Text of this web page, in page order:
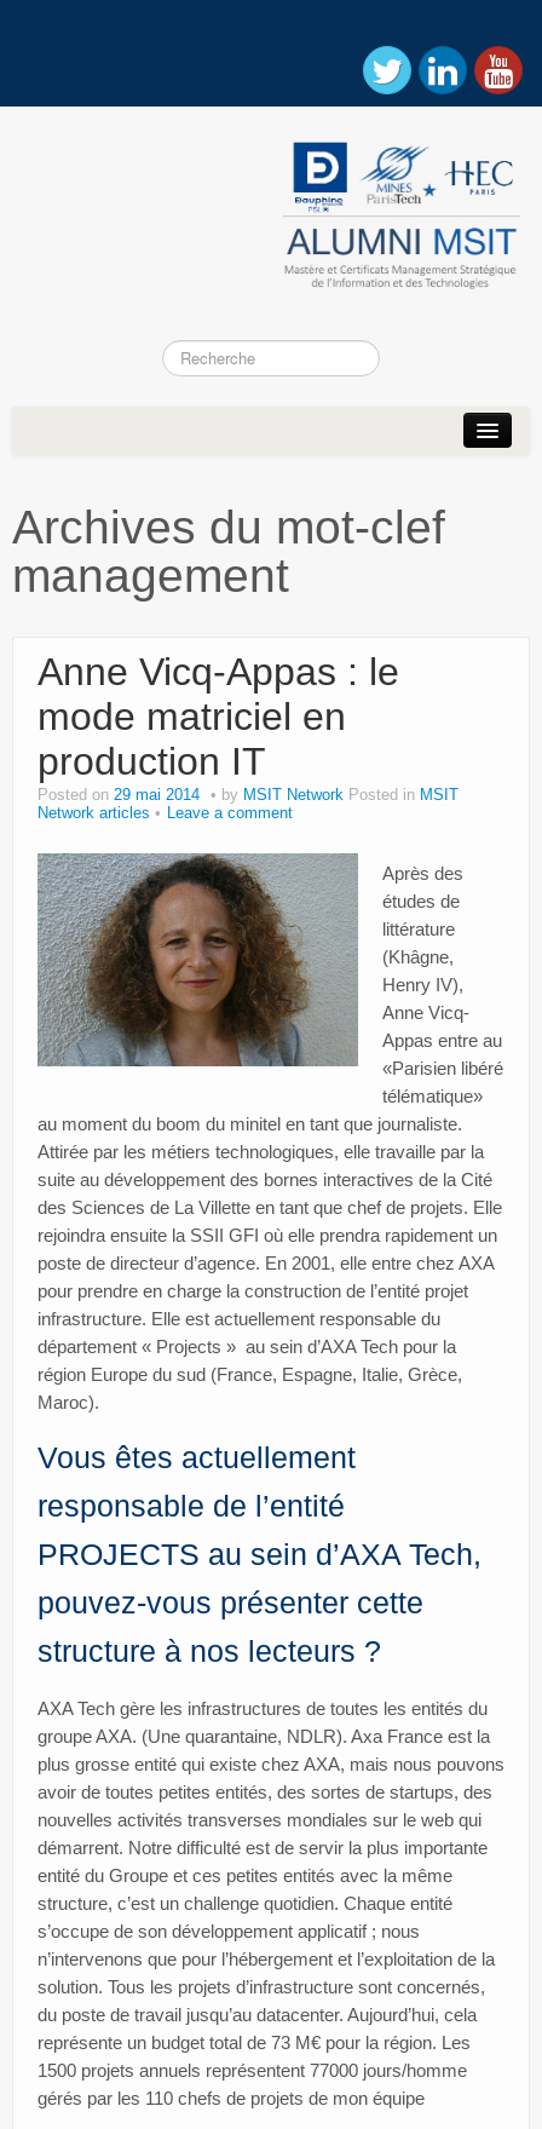
Association
Paroles d’entrepreneurs
Events
Dons
Services
Intranet
Archives du mot-clef
management
Anne Vicq-Appas : le
mode matriciel en
production IT
Posted on 29 mai 2014 by MSIT Network Posted in MSIT
Network articles
Leave a comment
Après des
études de
littérature
(Khâgne,
Henry IV),
Anne Vicq-
Appas entre au
«Parisien libéré
télématique»
au moment du boom du minitel en tant que journaliste.
Attirée par les métiers technologiques, elle travaille par la
suite au développement des bornes interactives de la Cité
des Sciences de La Villette en tant que chef de projets. Elle
rejoindra ensuite la SSII GFI où elle prendra rapidement un
poste de directeur d’agence. En 2001, elle entre chez AXA
pour prendre en charge la construction de l’entité projet
infrastructure. Elle est actuellement responsable du
département « Projects » au sein d’AXA Tech pour la
région Europe du sud (France, Espagne, Italie, Grèce,
Maroc).
Vous êtes actuellement
responsable de l’entité
PROJECTS au sein d’AXA Tech,
pouvez-vous présenter cette
structure à nos lecteurs ?
AXA Tech gère les infrastructures de toutes les entités du
groupe AXA. (Une quarantaine, NDLR). Axa France est la
plus grosse entité qui existe chez AXA, mais nous pouvons
avoir de toutes petites entités, des sortes de startups, des
nouvelles activités transverses mondiales sur le web qui
démarrent. Notre difficulté est de servir la plus importante
entité du Groupe et ces petites entités avec la même
structure, c’est un challenge quotidien. Chaque entité
s’occupe de son développement applicatif ; nous
n’intervenons que pour l’hébergement et l’exploitation de la
solution. Tous les projets d’infrastructure sont concernés,
du poste de travail jusqu’au datacenter. Aujourd’hui, cela
représente un budget total de 73 M€ pour la région. Les
1500 projets annuels représentent 77000 jours/homme
gérés par les 110 chefs de projets de mon équipe